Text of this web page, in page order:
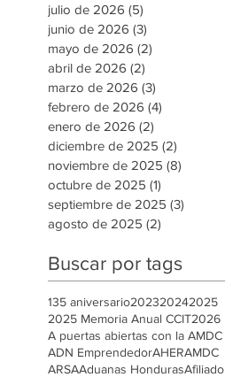
julio de 2026 (5)
junio de 2026 (3)
mayo de 2026 (2)
abril de 2026 (2)
marzo de 2026 (3)
febrero de 2026 (4)
enero de 2026 (2)
diciembre de 2025 (2)
noviembre de 2025 (8)
octubre de 2025 (1)
septiembre de 2025 (3)
agosto de 2025 (2)
Buscar por tags
135 aniversario202320242025
2025 Memoria Anual CCIT2026
A puertas abiertas con la AMDC
ADN EmprendedorAHERAMDC
ARSAAduanas HondurasAfiliado